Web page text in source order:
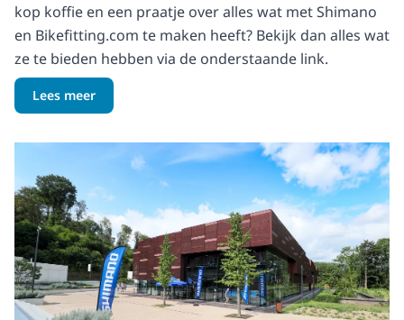
kop koffie en een praatje over alles wat met Shimano
en Bikefitting.com te maken heeft? Bekijk dan alles wat
ze te bieden hebben via de onderstaande link.
Lees meer